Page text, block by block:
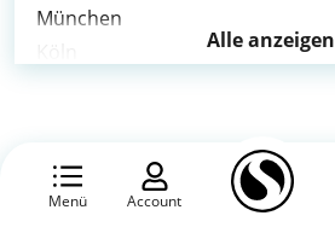
Menü Account
München
Leipzig
Alle anzeigen